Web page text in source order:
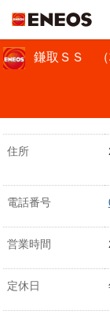
鎌取ＳＳ （
住所
電話番号
営業時間
定休日